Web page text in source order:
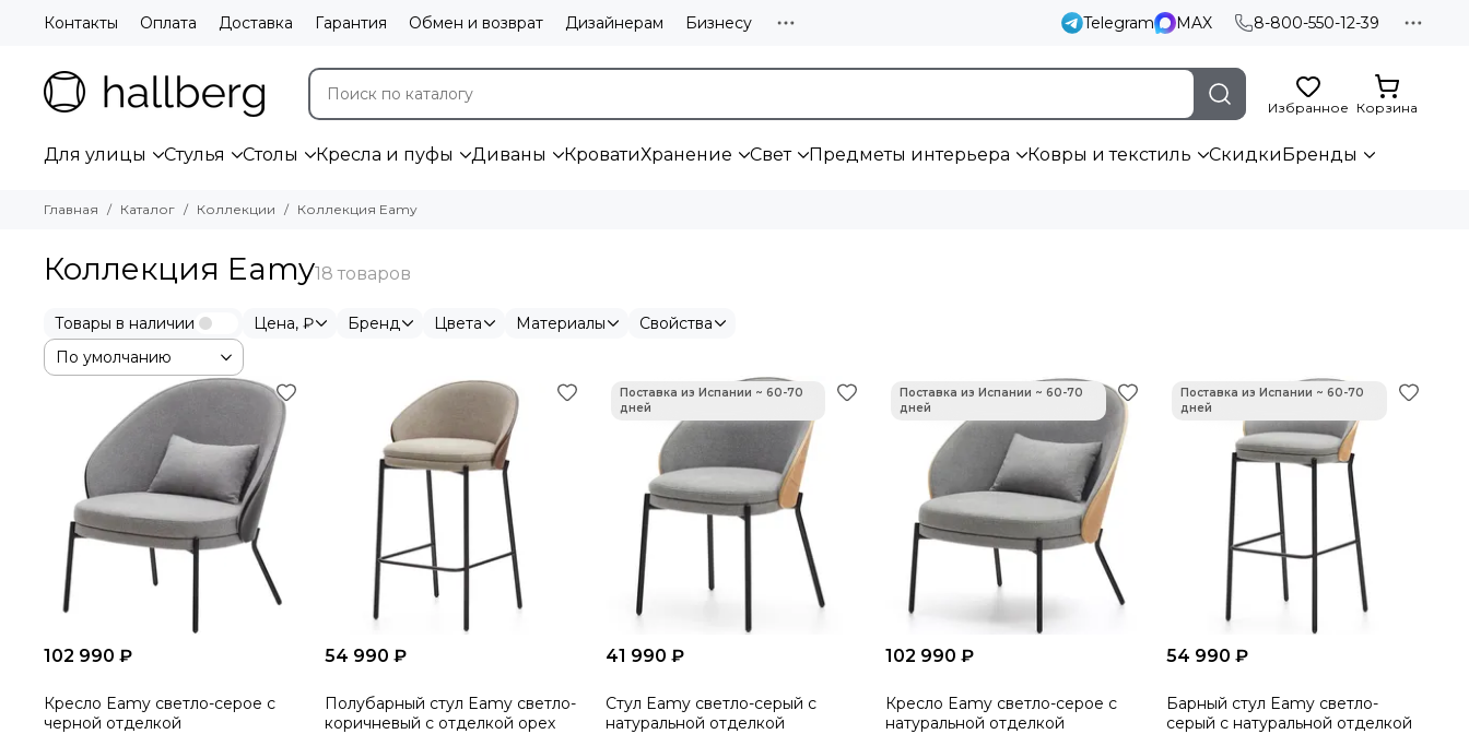
Контакты Оплата Доставка Гарантия Обмен и возврат Дизайнерам Бизнесу Telegram MAX 8-800-550-12-39
Избранное Корзина
Для улицы Стулья Столы Кресла и пуфы Диваны КроватиХранение Свет Предметы интерьера Ковры и текстиль СкидкиБренды
Главная Каталог Коллекции Коллекция Eamy
Коллекция Eamy
Товары в наличии Цена, ₽ Бренд Цвета Материалы Свойства
102 990 ₽
Кресло Eamy светло-серое с
черной отделкой
54 990 ₽
Полубарный стул Eamy светло-
коричневый с отделкой орех
41 990 ₽
Стул Eamy светло-серый с
натуральной отделкой
102 990 ₽
Кресло Eamy светло-серое с
натуральной отделкой
54 990 ₽
Барный стул Eamy светло-
серый с натуральной отделкой